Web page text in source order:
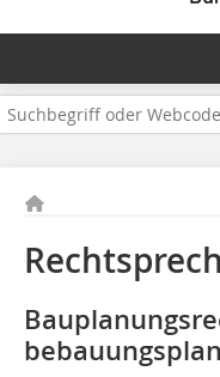
bebauungsplan